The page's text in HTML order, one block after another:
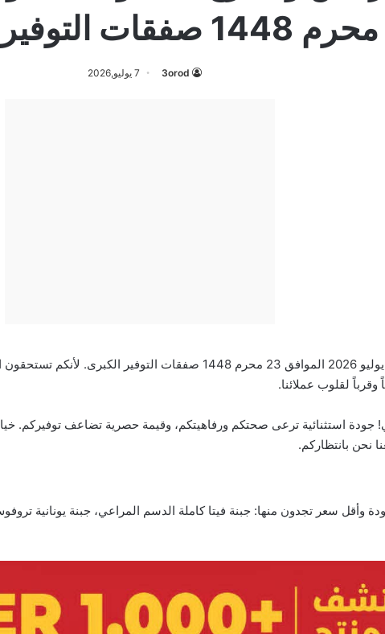
محرم 1448 صفقات التوفير الكبرى
3orod 7 يوليو,2026
عروض لولو الرياض والخرج الأسبوعية 8 يوليو 2026 الموافق 23 محرم
وقرباً لقلوب عملائنا.
استثنائية ترعى صحتكم ورفاهيتكم، وقيمة حصرية تضاعف توفيركم.
نحن بانتظاركم.
سعر تجدون منها: جبنة فيتا كاملة الدسم المراعي، جبنة يونانية